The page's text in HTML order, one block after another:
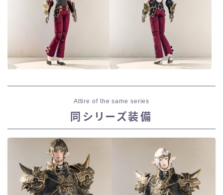
Attire of the same series
同シリーズ装備